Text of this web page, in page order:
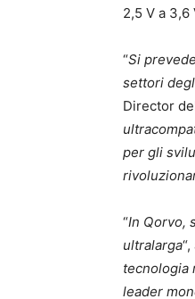
2,5 V a 3,6
“Si
settori
Director
per gli
“In Qorvo,
ultralarga
tecnologia
leader